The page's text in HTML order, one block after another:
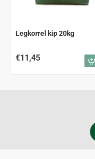
Legkorrel kip 20kg
€11,45